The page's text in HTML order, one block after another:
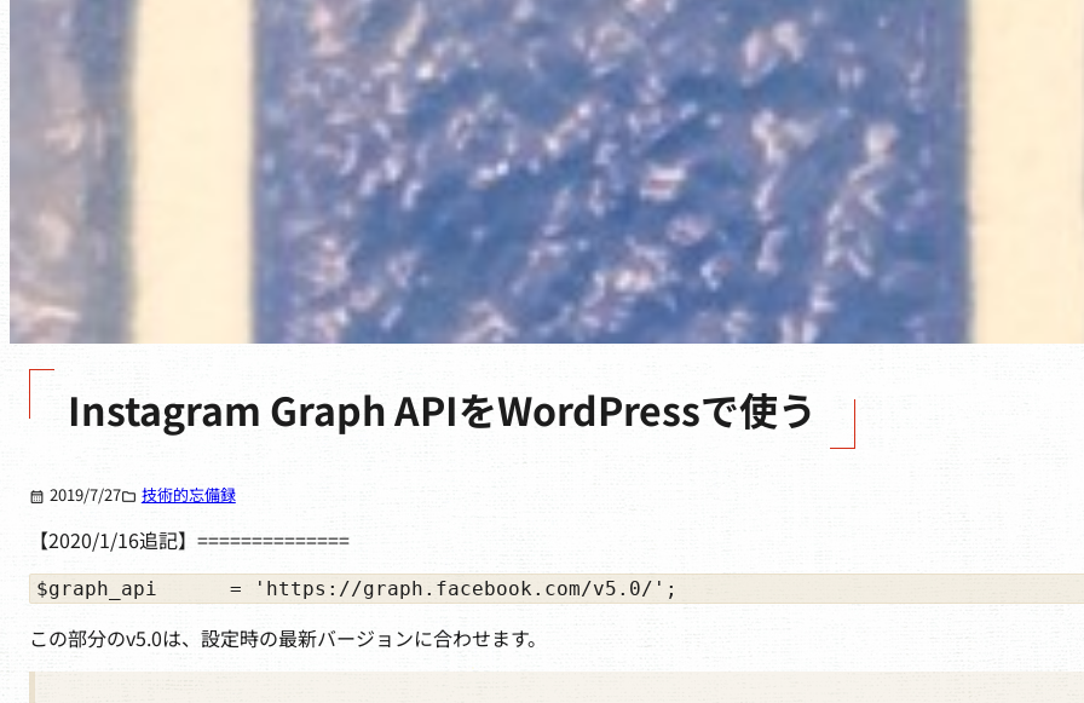
Instagram Graph APIをWordPressで使う
2019/7/27 技術的忘備録
【2020/1/16追記】==============
$graph_api      = 'https://graph.facebook.com/v5.0/';
この部分のv5.0は、設定時の最新バージョンに合わせます。